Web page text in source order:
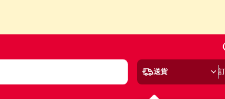
送貨